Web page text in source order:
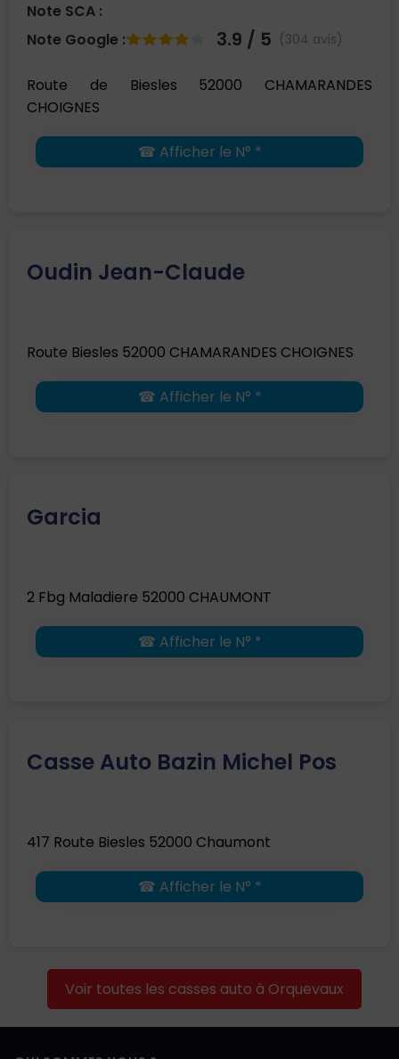
Note SCA :
Note Google :
3.9 / 5 (304 avis)
Route de Biesles 52000 CHAMARANDES
CHOIGNES
☎ Afficher le N° *
Oudin Jean-Claude
Route Biesles 52000 CHAMARANDES CHOIGNES
☎ Afficher le N° *
Garcia
2 Fbg Maladiere 52000 CHAUMONT
☎ Afficher le N° *
Casse Auto Bazin Michel Pos
417 Route Biesles 52000 Chaumont
☎ Afficher le N° *
Voir toutes les casses auto à Orquevaux